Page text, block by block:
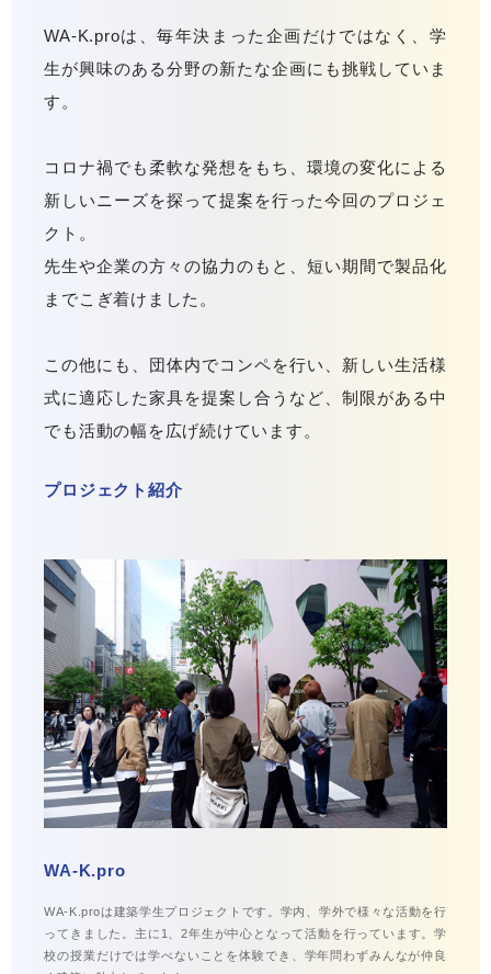
WA-K.proは、毎年決まった企画だけではなく、学
生が興味のある分野の新たな企画にも挑戦していま
す。
コロナ禍でも柔軟な発想をもち、環境の変化による
新しいニーズを探って提案を行った今回のプロジェ
クト。
先生や企業の方々の協力のもと、短い期間で製品化
までこぎ着けました。
この他にも、団体内でコンペを行い、新しい生活様
式に適応した家具を提案し合うなど、制限がある中
でも活動の幅を広げ続けています。
プロジェクト紹介
WA-K.pro
WA-K.proは建築学生プロジェクトです。学内、学外で様々な活動を行
ってきました。主に1、2年生が中心となって活動を行っています。学
校の授業だけでは学べないことを体験でき、学年問わずみんなが仲良